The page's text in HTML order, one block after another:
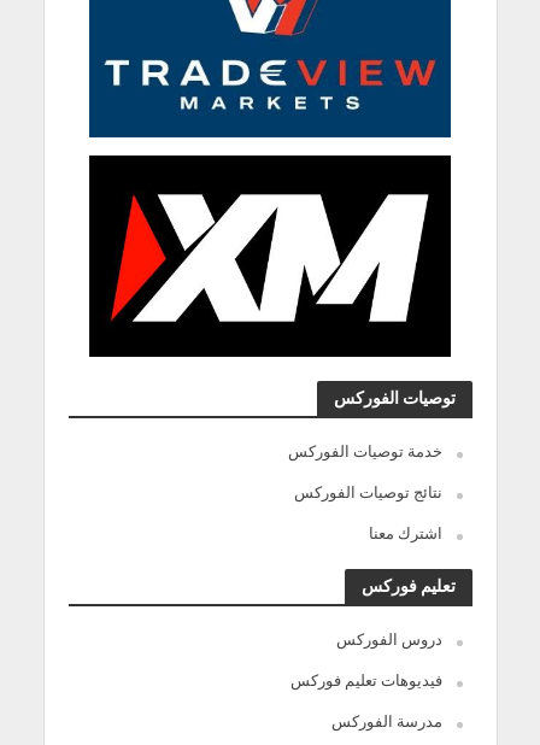
توصيات الفوركس
خدمة توصيات الفوركس
نتائج توصيات الفوركس
اشترك معنا
تعليم فوركس
دروس الفوركس
فيديوهات تعليم فوركس
مدرسة الفوركس